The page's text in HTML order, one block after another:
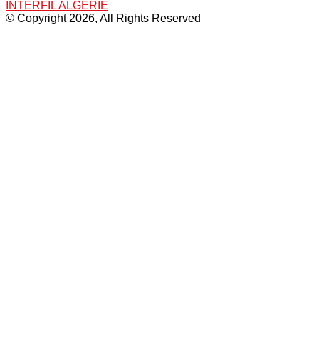
INTERFIL ALGERIE
© Copyright 2026, All Rights Reserved